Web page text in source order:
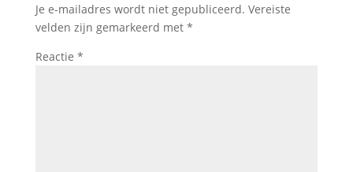
Je e-mailadres wordt niet gepubliceerd. Vereiste
velden zijn gemarkeerd met *
Reactie *